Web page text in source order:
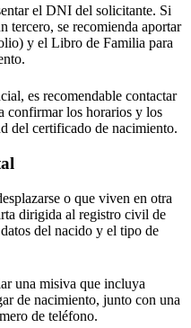
el DNI del solicitante. Si
tercero, se recomienda aportar
y el Libro de Familia para
es recomendable contactar
confirmar los horarios y los
del certificado de nacimiento.
o que viven en otra
dirigida al registro civil de
del nacido y el tipo de
una misiva que incluya
de nacimiento, junto con una
de teléfono.